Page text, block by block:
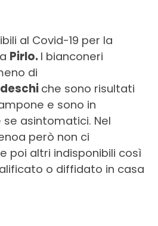
al Covid-19 per la
Pirlo. I bianconeri
di
che sono risultati
e sono in
asintomatici. Nel
però non ci
poi altri indisponibili così
o diffidato in casa